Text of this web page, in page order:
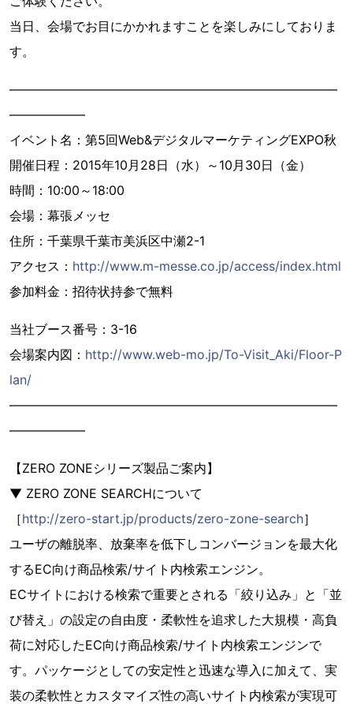
当日、会場でお目にかかれますことを楽しみにしておりま
す。
――――――――――――――――――――――――――
――――――
イベント名：第5回Web&デジタルマーケティングEXPO秋
開催日程：2015年10月28日（水）～10月30日（金）
時間：10:00～18:00
会場：幕張メッセ
住所：千葉県千葉市美浜区中瀬2-1
アクセス： http://www.m-messe.co.jp/access/index.html
参加料金：招待状持参で無料
当社ブース番号：3-16
会場案内図： http://www.web-mo.jp/To-Visit_Aki/Floor-P
lan/
――――――――――――――――――――――――――
――――――
【ZERO ZONEシリーズ製品ご案内】
▼ ZERO ZONE SEARCHについて
［http://zero-start.jp/products/zero-zone-search］
ユーザの離脱率、放棄率を低下しコンバージョンを最大化
するEC向け商品検索/サイト内検索エンジン。
ECサイトにおける検索で重要とされる「絞り込み」と「並
び替え」の設定の自由度・柔軟性を追求した大規模・高負
荷に対応したEC向け商品検索/サイト内検索エンジンで
す。パッケージとしての安定性と迅速な導入に加えて、実
装の柔軟性とカスタマイズ性の高いサイト内検索が実現可